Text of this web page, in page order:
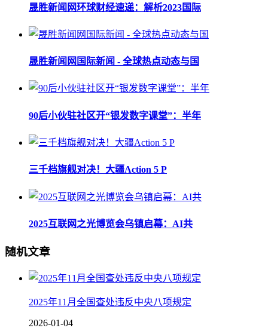
晟胜新闻网环球财经速递：解析2023国际
晟胜新闻网国际新闻 - 全球热点动态与国
90后小伙驻社区开“银发数字课堂”：半年
三千档旗舰对决！大疆Action 5 P
2025互联网之光博览会乌镇启幕：AI共
随机文章
2025年11月全国查处违反中央八项规定
2026-01-04